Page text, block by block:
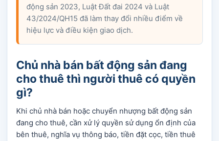
động sản 2023, Luật Đất đai 2024 và Luật
43/2024/QH15 đã làm thay đổi nhiều điểm về
hiệu lực và điều kiện giao dịch.
Chủ nhà bán bất động sản đang
cho thuê thì người thuê có quyền
gì?
Khi chủ nhà bán hoặc chuyển nhượng bất động sản
đang cho thuê, cần xử lý quyền sử dụng ổn định của
bên thuê, nghĩa vụ thông báo, tiền đặt cọc, tiền thuê